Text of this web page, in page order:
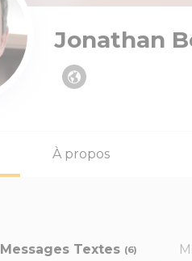
Jonathan
À propos
Messages Textes (6)